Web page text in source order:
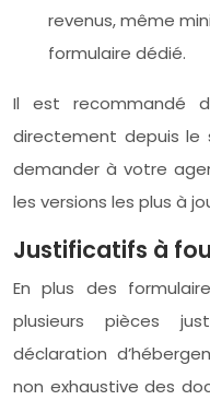
revenus, même
formulaire dédié.
Il est recommandé
directement depuis le
demander à votre
les versions les plus à
Justificatifs à
En plus des
plusieurs pièces
déclaration
non exhaustive des